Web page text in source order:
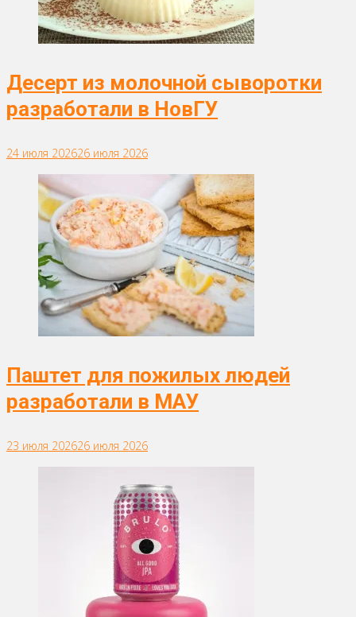
Десерт из молочной сыворотки
разработали в НовГУ
24 июля 202626 июля 2026
Паштет для пожилых людей
разработали в МАУ
23 июля 202626 июля 2026